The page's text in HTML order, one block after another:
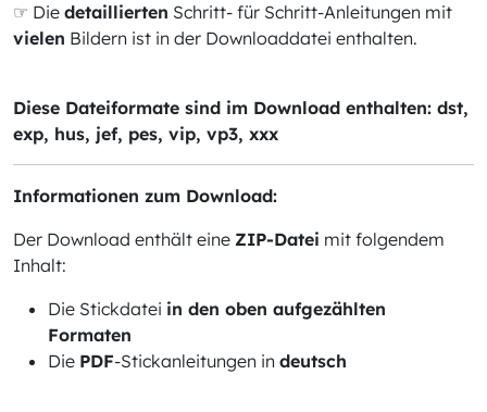
☞ Die detaillierten Schritt- für Schritt-Anleitungen mit
vielen Bildern ist in der Downloaddatei enthalten.
Diese Dateiformate sind im Download enthalten: dst,
exp, hus, jef, pes, vip, vp3, xxx
Informationen zum Download:
Der Download enthält eine ZIP-Datei mit folgendem
Inhalt:
Die Stickdatei in den oben aufgezählten
Formaten
Die PDF-Stickanleitungen in deutsch